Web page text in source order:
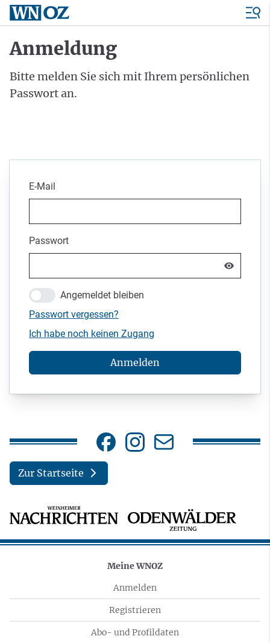
Anmeldung
Bitte melden Sie sich mit Ihrem persönlichen
Passwort an.
E-Mail
Passwort
Angemeldet bleiben
Passwort vergessen?
Ich habe noch keinen Zugang
Anmelden
Zur Startseite
Meine WNOZ
Anmelden
Registrieren
Abo- und Profildaten